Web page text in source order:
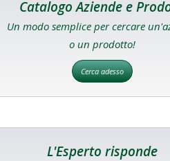
Catalogo Aziende e
Un modo semplice per cercare
o un prodotto!
Cerca adesso
L'Esperto risponde